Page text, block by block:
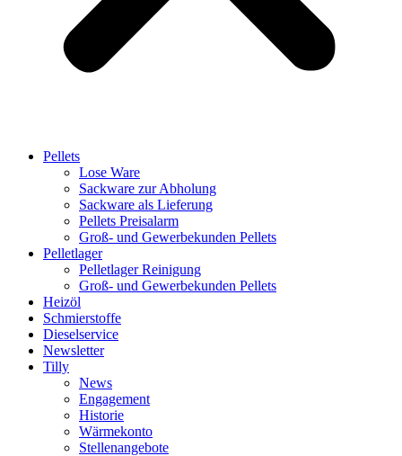
Pellets
Lose Ware
Sackware zur Abholung
Sackware als Lieferung
Pellets Preisalarm
Groß- und Gewerbekunden Pellets
Pelletlager
Pelletlager Reinigung
Groß- und Gewerbekunden Pellets
Heizöl
Schmierstoffe
Dieselservice
Newsletter
Tilly
News
Engagement
Historie
Wärmekonto
Stellenangebote